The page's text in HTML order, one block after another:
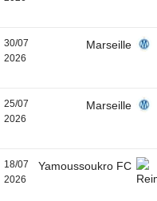
30/07
2026
Marseille
25/07
2026
Marseille
18/07
2026
Yamoussoukro FC